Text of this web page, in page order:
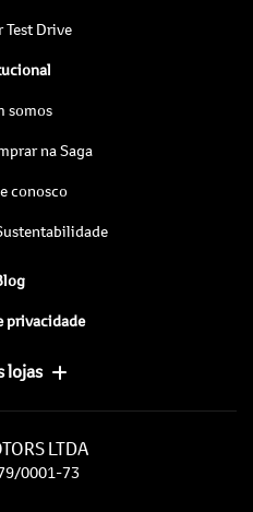
Test Drive
somos
na Saga
conosco
privacidade
lojas
LTDA
0001-73